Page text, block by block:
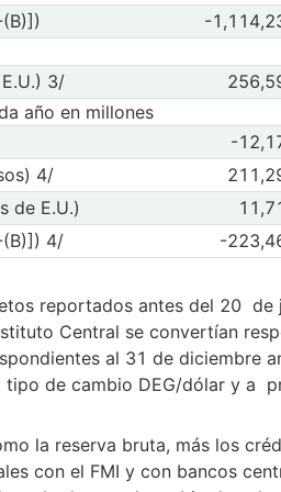
(B)]) (B)]) May 2026 Jun
-
E.U.) 3/
E.U.) 3/
Dólares de E.U.) 3/
3/ May 2026Jun
año en millones
May 2026Jun
-
4/ 4/
de Pesos) 4/
4/ May 2026Jun
de E.U.)
de E.U.)
de Dólares de E.U.)
de E.U.) Jun
4/
(B)]) 4/(B)]) 4/
(B)]) 4/ May 2026Jun
-
reportados antes del 20
Central se convertían
al 31 de diciembre
de cambio DEG/dólar y a
la reserva bruta, más los
con el FMI y con bancos